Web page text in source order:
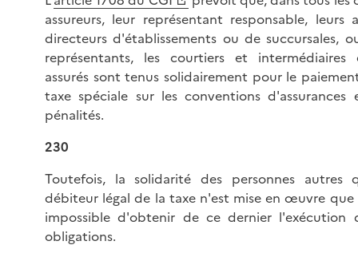
assureurs, leur représentant responsable, leurs
directeurs d'établissements ou de succursales,
représentants, les courtiers et intermédiaires
assurés sont tenus solidairement pour le
taxe spéciale sur les conventions d'assurances
pénalités.
230
Toutefois, la solidarité des personnes autres
débiteur légal de la taxe n'est mise en œuvre que
impossible d'obtenir de ce dernier l'exécution
obligations.